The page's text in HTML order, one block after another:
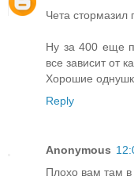
Чета стормазил
Ну за 400 еще
все зависит от
Хорошие
Reply
Anonymous
Плохо вам там